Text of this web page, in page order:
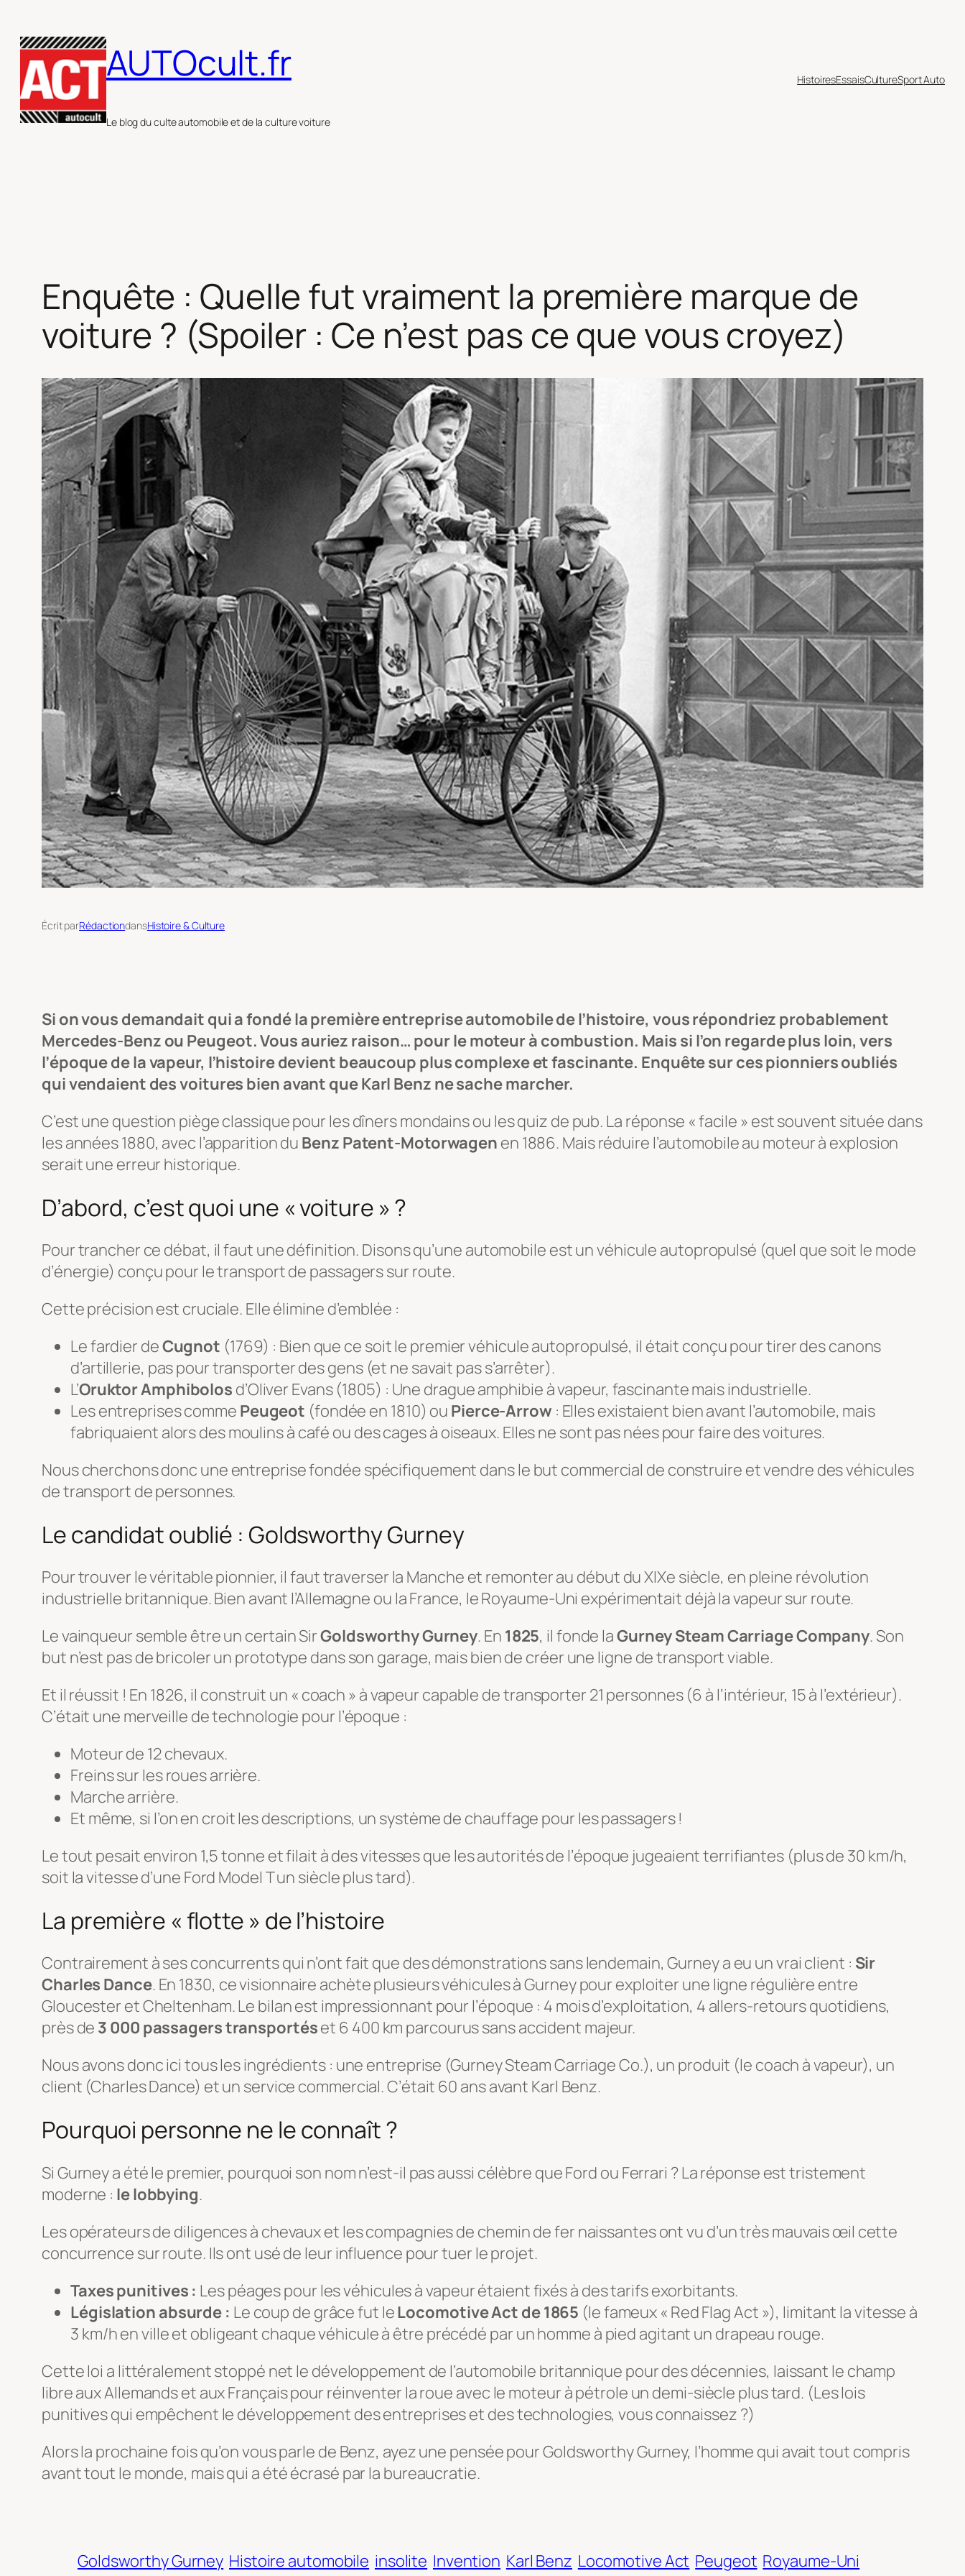
au
contenu
AUTOcult.fr
Le blog du culte automobile et de la culture voiture
HistoiresEssaisCultureSport Auto
Enquête : Quelle fut vraiment la première marque de
voiture ? (Spoiler : Ce n’est pas ce que vous croyez)
Écrit parRédactiondansHistoire & Culture
Si on vous demandait qui a fondé la première entreprise automobile de l’histoire, vous répondriez probablement
Mercedes-Benz ou Peugeot. Vous auriez raison… pour le moteur à combustion. Mais si l’on regarde plus loin, vers
l’époque de la vapeur, l’histoire devient beaucoup plus complexe et fascinante. Enquête sur ces pionniers oubliés
qui vendaient des voitures bien avant que Karl Benz ne sache marcher.
C’est une question piège classique pour les dîners mondains ou les quiz de pub. La réponse « facile » est souvent située dans
les années 1880, avec l’apparition du Benz Patent-Motorwagen en 1886. Mais réduire l’automobile au moteur à explosion
serait une erreur historique.
D’abord, c’est quoi une « voiture » ?
Pour trancher ce débat, il faut une définition. Disons qu’une automobile est unvéhicule autopropulsé (quel que soit le mode
d’énergie) conçu pour le transport de passagers sur route.
Cette précision est cruciale. Elle élimine d’emblée :
Le fardier deCugnot (1769) : Bien que ce soit le premier véhicule autopropulsé, il était conçu pour tirer des canons
d’artillerie, pas pour transporter des gens (et ne savait pas s’arrêter).
L’Oruktor Amphibolos d’Oliver Evans (1805) : Une drague amphibie à vapeur, fascinante mais industrielle.
Les entreprises comme Peugeot (fondée en 1810) ou Pierce-Arrow : Elles existaient bien avant l’automobile, mais
fabriquaient alors des moulins à café ou des cages à oiseaux. Elles ne sont pas néespourfaire des voitures.
Nous cherchons donc une entreprise fondée spécifiquement dans le but commercial de construire et vendre des véhicules
de transport de personnes.
Le candidat oublié : Goldsworthy Gurney
Pour trouver le véritable pionnier, il faut traverser la Manche et remonter au début du XIXe siècle, en pleine révolution
industrielle britannique. Bien avant l’Allemagne ou la France, le Royaume-Uni expérimentait déjà la vapeur sur route.
Le vainqueur semble être un certain SirGoldsworthy Gurney. En 1825, il fonde laGurney Steam Carriage Company. Son
but n’est pas de bricoler un prototype dans son garage, mais bien de créer une ligne de transport viable.
Et il réussit ! En 1826, il construit un « coach » à vapeur capable de transporter 21 personnes (6 à l’intérieur, 15 à l’extérieur).
C’était une merveille de technologie pour l’époque :
Moteur de 12 chevaux.
Freins sur les roues arrière.
Marche arrière.
Et même, si l’on en croit les descriptions, un système de chauffage pour les passagers !
Le tout pesait environ 1,5 tonne et filait à des vitesses que les autorités de l’époque jugeaient terrifiantes (plus de 30 km/h,
soit la vitesse d’une Ford Model T un siècle plus tard).
La première « flotte » de l’histoire
Contrairement à ses concurrents qui n’ont fait que des démonstrations sans lendemain, Gurney a eu un vrai client : Sir
Charles Dance. En 1830, ce visionnaire achète plusieurs véhicules à Gurney pour exploiter une ligne régulière entre
Gloucester et Cheltenham. Le bilan est impressionnant pour l’époque : 4 mois d’exploitation, 4 allers-retours quotidiens,
près de 3 000 passagers transportéset 6 400 km parcourus sans accident majeur.
Nous avons donc ici tous les ingrédients : une entreprise (Gurney Steam Carriage Co.), un produit (le coach à vapeur), un
client (Charles Dance) et un service commercial. C’était 60 ans avant Karl Benz.
Pourquoi personne ne le connaît ?
Si Gurney a été le premier, pourquoi son nom n’est-il pas aussi célèbre que Ford ou Ferrari ? La réponse est tristement
moderne : le lobbying.
Les opérateurs de diligences à chevaux et les compagnies de chemin de fer naissantes ont vu d’un très mauvais œil cette
concurrence sur route. Ils ont usé de leur influence pour tuer le projet.
Taxes punitives : Les péages pour les véhicules à vapeur étaient fixés à des tarifs exorbitants.
Législation absurde : Le coup de grâce fut leLocomotive Act de 1865 (le fameux « Red Flag Act »), limitant la vitesse à
3 km/h en ville et obligeant chaque véhicule à être précédé par un homme à pied agitant un drapeau rouge.
Cette loi a littéralement stoppé net le développement de l’automobile britannique pour des décennies, laissant le champ
libre aux Allemands et aux Français pour réinventer la roue avec le moteur à pétrole un demi-siècle plus tard. (Les lois
punitives qui empêchent le développement des entreprises et des technologies, vous connaissez ?)
Alors la prochaine fois qu’on vous parle de Benz, ayez une pensée pour Goldsworthy Gurney, l’homme qui avait tout compris
avant tout le monde, mais qui a été écrasé par la bureaucratie.
Goldsworthy Gurney Histoire automobile insolite Invention Karl Benz Locomotive Act Peugeot Royaume-Uni